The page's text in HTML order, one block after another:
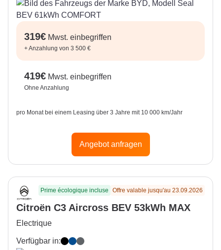
319€ Mwst. einbegriffen
+Anzahlung von 3 500 €
419€ Mwst. einbegriffen
Ohne Anzahlung
pro Monat bei einem Leasing über 3 Jahre mit 10 000 km/Jahr
Angebot anfragen
Prime écologique incluse Offre valable jusqu'au 23.09.2026
Citroën C3 Aircross BEV 53kWh MAX
Electrique
Verfügbar in:Perla Nera Black
Bright Blue
Mercury Grey